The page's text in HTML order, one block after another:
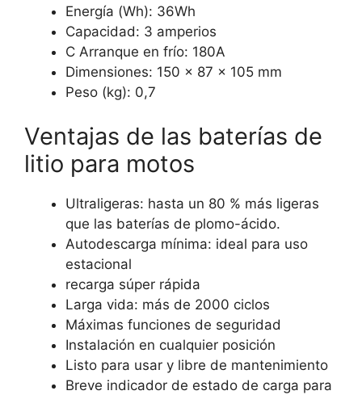
Energía (Wh): 36Wh
Capacidad: 3 amperios
C Arranque en frío: 180A
Dimensiones: 150 x 87 x 105 mm
Peso (kg): 0,7
Ventajas de las baterías de
litio para motos
Ultraligeras: hasta un 80 % más ligeras
que las baterías de plomo-ácido.
Autodescarga mínima: ideal para uso
estacional
recarga súper rápida
Larga vida: más de 2000 ciclos
Máximas funciones de seguridad
Instalación en cualquier posición
Listo para usar y libre de mantenimiento
Breve indicador de estado de carga para